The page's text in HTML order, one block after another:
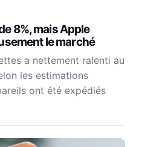
8%, mais Apple
le marché
a nettement ralenti au
les estimations
ont été expédiés